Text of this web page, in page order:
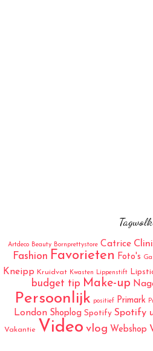
Tagwolk
Artdeco Beauty Bornprettystore Catrice
Fashion Favorieten Foto's
Kneipp Kruidvat Kwasten Lippenstift
budget tip Make-up
Persoonlijk positief Primark
London Shoplog Spotify Spotify
Vakantie Video vlog Webshop